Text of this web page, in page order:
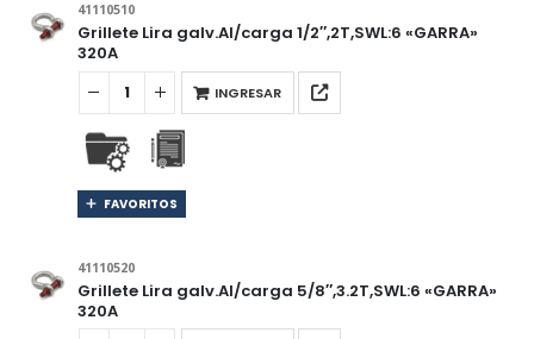
41110510
Grillete Lira galv.Al/carga 1/2″,2T,SWL:6 «GARRA»
320A
INGRESAR
FAVORITOS
41110520
Grillete Lira galv.Al/carga 5/8″,3.2T,SWL:6 «GARRA»
320A